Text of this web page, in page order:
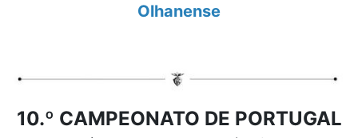
Olhanense
10.º CAMPEONATO DE PORTUGAL